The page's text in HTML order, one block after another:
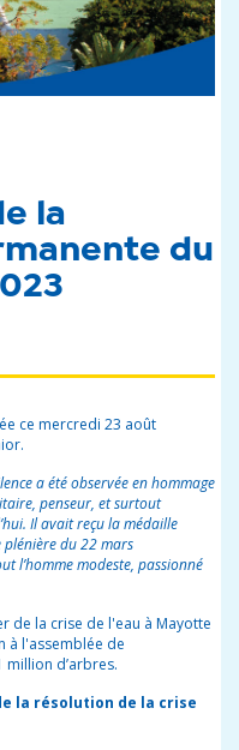
la
du
ce mercredi 23 août
a été observée en hommage
penseur, et surtout
. Il avait reçu la médaille
du 22 mars
l’homme modeste, passionné
de la crise de l'eau à Mayotte
à l'assemblée de
million d’arbres.
la résolution de la crise